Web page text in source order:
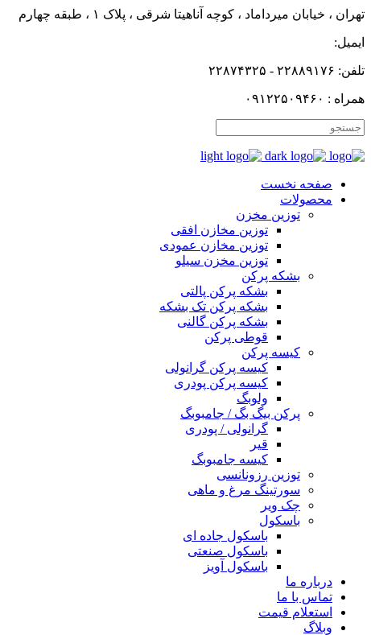
تهران ، خیابان میرداماد ، کوچه آناهیتا شرقی ، پلاک ۱ ، طبقه چهارم
ایمیل:
تلفن: ۲۲۸۸۹۱۷۶ - ۲۲۸۷۴۳۲۵
همراه : ۰۹۱۲۲۵۰۹۴۶۰
صفحه نخست
محصولات
توزین مخزن
توزین مخازن افقی
توزین مخازن عمودی
توزین مخزن سیلو
بشکه پرکن
بشکه پرکن پالتی
بشکه پرکن تک بشکه
بشکه پرکن گالنی
قوطی پرکن
کیسه پرکن
کیسه پرکن گرانولی
کیسه پرکن پودری
ولوبگ
پرکن بیگ بگ / جامبوبگ
گرانولی / پودری
قیر
کیسه جامبوبگ
توزین رزونانسی
سورتینگ مرغ و ماهی
چک ویر
باسکول
باسکول جاده ای
باسکول صنعتی
باسکول آویز
درباره ما
تماس با ما
استعلام قیمت
وبلاگ